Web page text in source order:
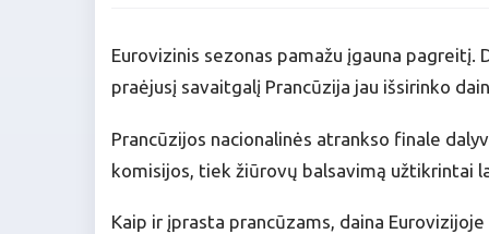
Eurovizinis sezonas pamažu įgauna
praėjusį savaitgalį Prancūzija jau išsirinko
Prancūzijos nacionalinės atrankso finale
komisijos, tiek žiūrovų balsavimą užtikrintai
Kaip ir įprasta prancūzams, daina